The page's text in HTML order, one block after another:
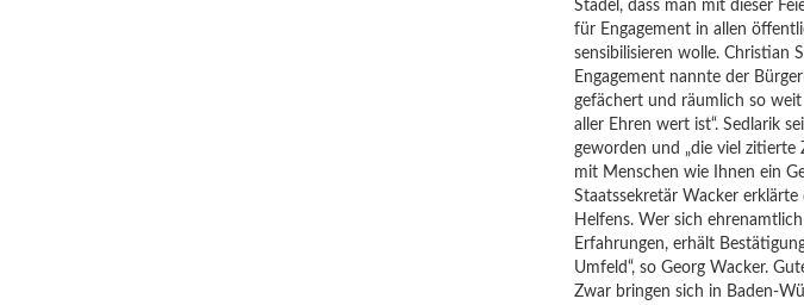
Stadel, dass man mit dieser
für Engagement in allen
sensibilisieren wolle. Christian
Engagement nannte der
gefächert und räumlich so weit
aller Ehren wert ist“. Sedlarik
geworden und „die viel zitierte
mit Menschen wie Ihnen ein
Staatssekretär Wacker
Helfens. Wer sich
Erfahrungen, erhält
Umfeld“, so Georg Wacker.
Zwar bringen sich in Baden-